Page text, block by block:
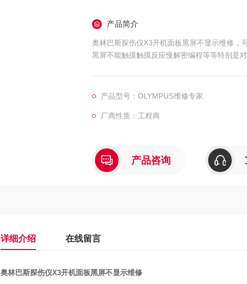
产品简介
奥林巴斯探伤仪X3开机面板黑屏不显示维修，
黑屏不能触摸触摸反应慢解密编程等等特别是
产品型号：OLYMPUS维修专家
厂商性质：工程商
产品咨询
详细介绍 在线留言
奥林巴斯探伤仪X3开机面板黑屏不显示维修